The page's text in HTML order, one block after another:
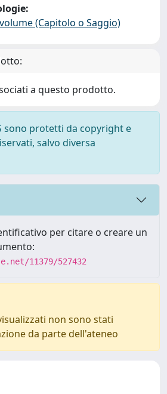
(Capitolo o Saggio)
a questo prodotto.
sono protetti da copyright e
salvo diversa
per citare o creare un
11379/527432
non sono stati
da parte dell'ateneo